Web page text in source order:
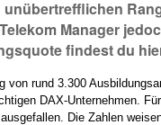
Manager
findest du
von rund 3.300
DAX-Unternehmen.
Die Zahlen